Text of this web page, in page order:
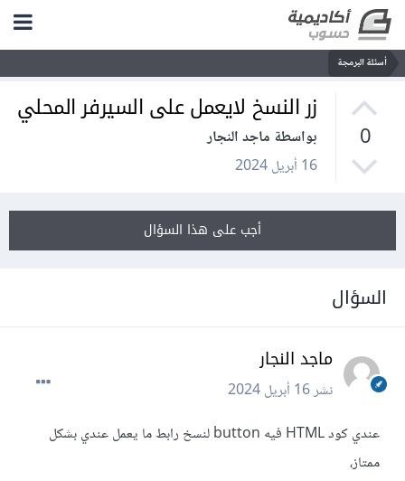
أسئلة البرمجة
0
زر النسخ لايعمل على السيرفر المحلي
بواسطة ماجد النجار
16 أبريل 2024
أجب على هذا السؤال
السؤال
ماجد النجار
نشر16 أبريل 2024
عندي كود HTML فيه button لنسخ رابط ما يعمل عندي بشكل
ممتاز،